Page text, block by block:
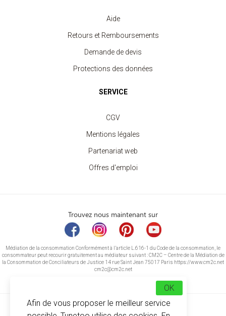
Aide
Retours et Remboursements
Demande de devis
Protections des données
SERVICE
CGV
Mentions légales
Partenariat web
Offres d'emploi
Trouvez nous maintenant sur
Médiation de la consommation Conformément à l’article L.616-1 du Code de la consommation, le
consommateur peut recourir gratuitement au médiateur suivant : CM2C – Centre de la Médiation de
la Consommation de Conciliateurs de Justice 14 rue Saint Jean 75017 Paris https://www.cm2c.net
cm2c@cm2c.net
Afin de vous proposer le meilleur service
OK